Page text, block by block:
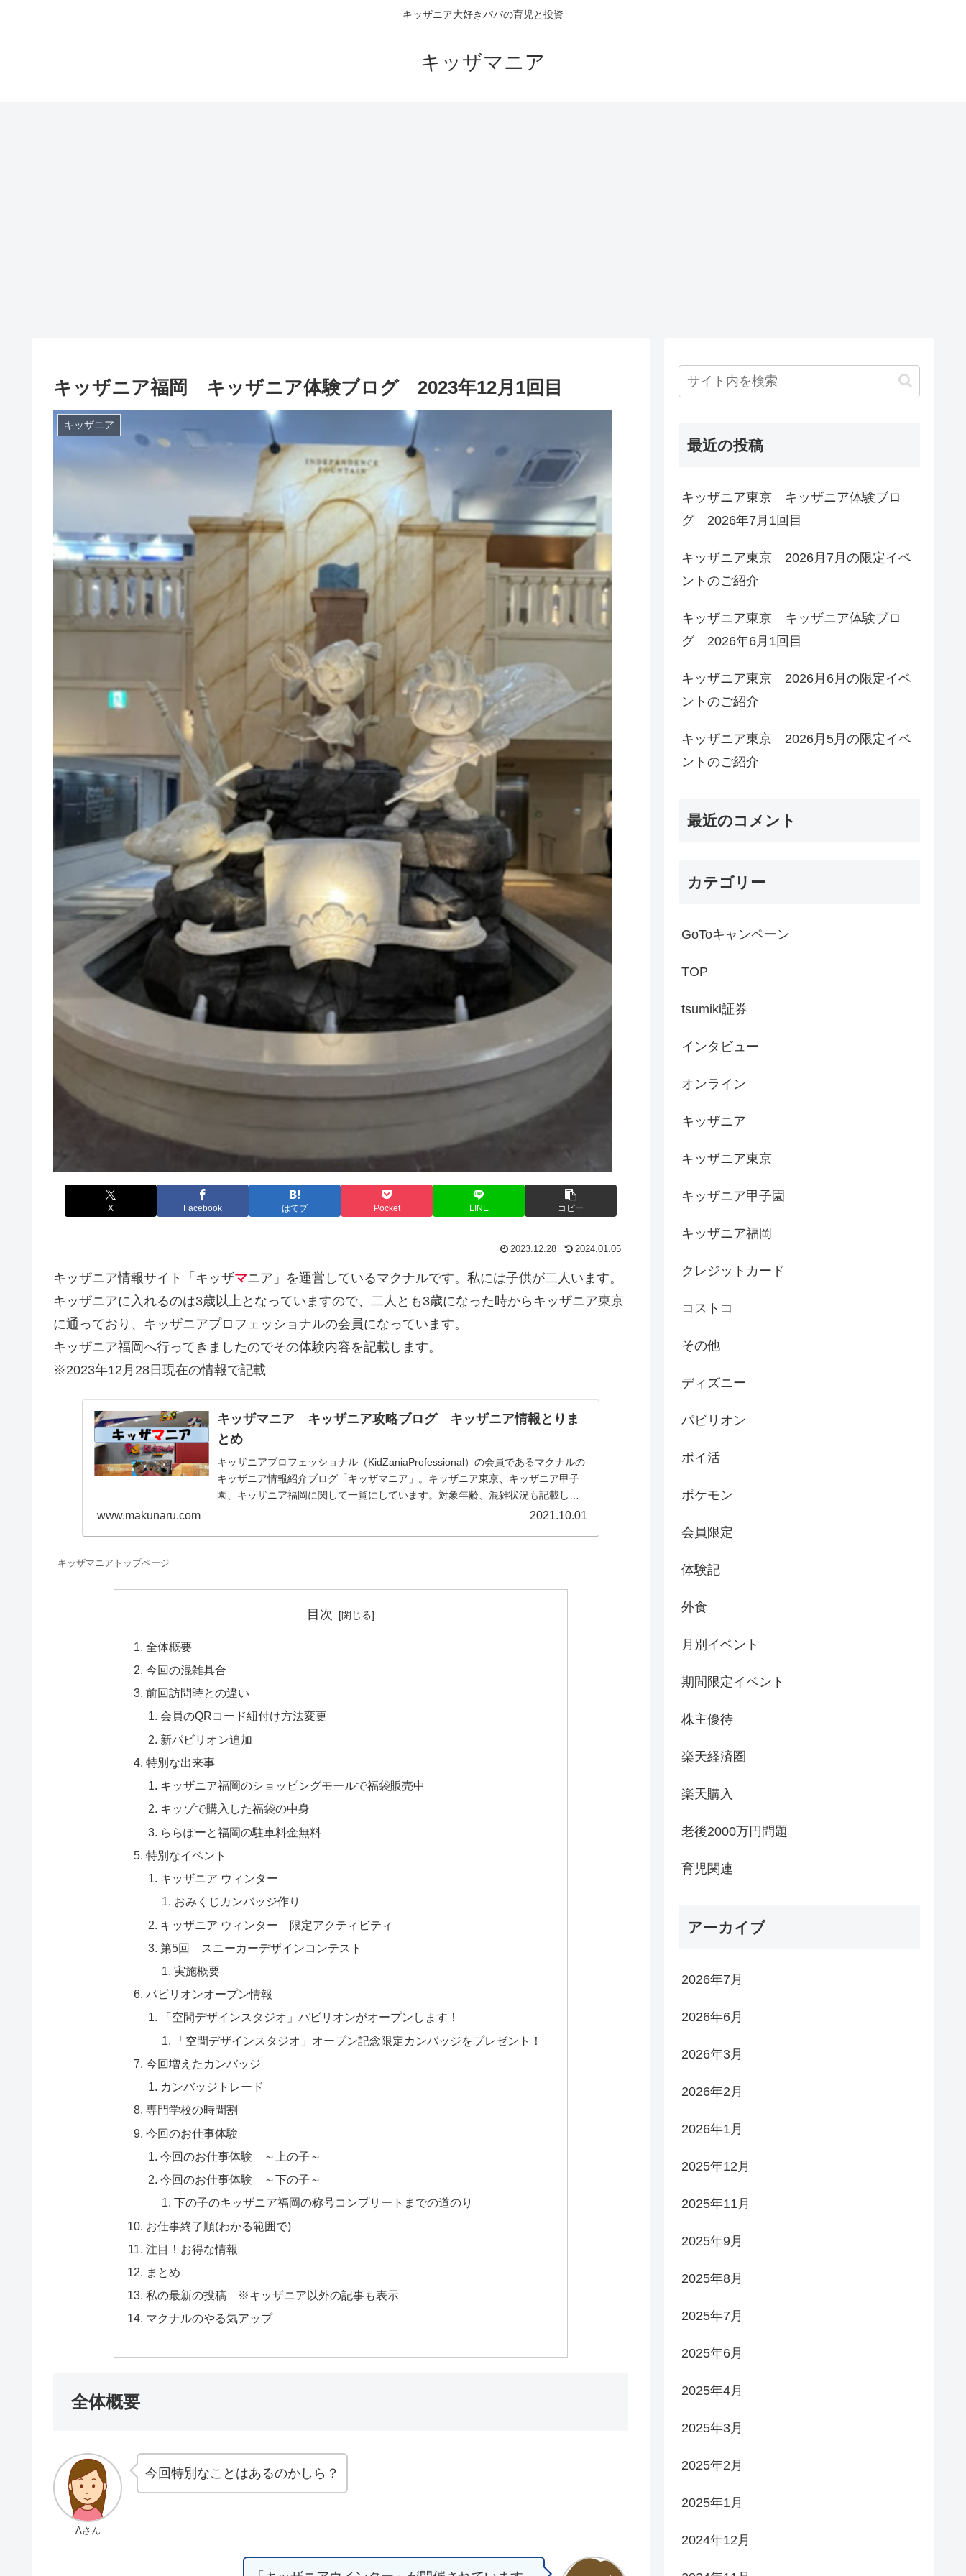
キッザニア大好きパパの育児と投資
キッザマニア
キッザニア福岡 キッザニア体験ブログ 2023年12月1回目
キッザニア
X Facebook はてブ Pocket LINE コピー
2023.12.28 2024.01.05
キッザニア情報サイト「キッザマニア」を運営しているマクナルです。私には子供が二人います。
キッザニアに入れるのは3歳以上となっていますので、二人とも3歳になった時からキッザニア東京
に通っており、キッザニアプロフェッショナルの会員になっています。
キッザニア福岡へ行ってきましたのでその体験内容を記載します。
※2023年12月28日現在の情報で記載
キッザマニア キッザニア攻略ブログ キッザニア情報とりま
とめ
キッザニアプロフェッショナル（KidZaniaProfessional）の会員であるマクナルの
キッザニア情報紹介ブログ「キッザマニア」。キッザニア東京、キッザニア甲子
園、キッザニア福岡に関して一覧にしています。対象年齢、混雑状況も記載した
お仕事体験記、料金等に関係する予約方法、お得な情報等を記載しています。
www.makunaru.com 2021.10.01
キッザマニアトップページ
目次
全体概要
今回の混雑具合
前回訪問時との違い
会員のQRコード紐付け方法変更
新パビリオン追加
特別な出来事
キッザニア福岡のショッピングモールで福袋販売中
キッゾで購入した福袋の中身
ららぽーと福岡の駐車料金無料
特別なイベント
キッザニア ウィンター
おみくじカンバッジ作り
キッザニア ウィンター 限定アクティビティ
第5回 スニーカーデザインコンテスト
実施概要
パビリオンオープン情報
「空間デザインスタジオ」パビリオンがオープンします！
「空間デザインスタジオ」オープン記念限定カンバッジをプレゼント！
今回増えたカンバッジ
カンバッジトレード
専門学校の時間割
今回のお仕事体験
今回のお仕事体験 ～上の子～
今回のお仕事体験 ～下の子～
下の子のキッザニア福岡の称号コンプリートまでの道のり
お仕事終了順(わかる範囲で)
注目！お得な情報
まとめ
私の最新の投稿 ※キッザニア以外の記事も表示
マクナルのやる気アップ
全体概要
Aさん
今回特別なことはあるのかしら？
最近の投稿
キッザニア東京 キッザニア体験ブロ
グ 2026年7月1回目
キッザニア東京 2026月7月の限定イベ
ントのご紹介
キッザニア東京 キッザニア体験ブロ
グ 2026年6月1回目
キッザニア東京 2026月6月の限定イベ
ントのご紹介
キッザニア東京 2026月5月の限定イベ
ントのご紹介
最近のコメント
カテゴリー
GoToキャンペーン
TOP
tsumiki証券
インタビュー
オンライン
キッザニア
キッザニア東京
キッザニア甲子園
キッザニア福岡
クレジットカード
コストコ
その他
ディズニー
パビリオン
ポイ活
ポケモン
会員限定
体験記
外食
月別イベント
期間限定イベント
株主優待
楽天経済圏
楽天購入
老後2000万円問題
育児関連
アーカイブ
2026年7月
2026年6月
2026年3月
2026年2月
2026年1月
2025年12月
2025年11月
2025年9月
2025年8月
2025年7月
2025年6月
2025年4月
2025年3月
2025年2月
2025年1月
2024年12月